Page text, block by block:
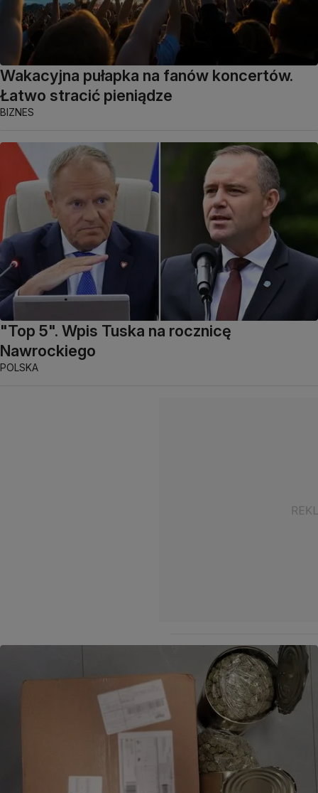
Wakacyjna pułapka na fanów koncertów.
Łatwo stracić pieniądze
BIZNES
"Top 5". Wpis Tuska na rocznicę
Nawrockiego
POLSKA